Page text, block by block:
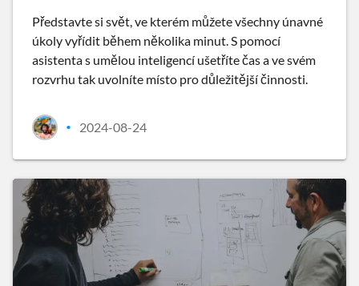
Představte si svět, ve kterém můžete všechny únavné
úkoly vyřídit během několika minut. S pomocí
asistenta s umělou inteligencí ušetříte čas a ve svém
rozvrhu tak uvolníte místo pro důležitější činnosti.
• 2024-08-24